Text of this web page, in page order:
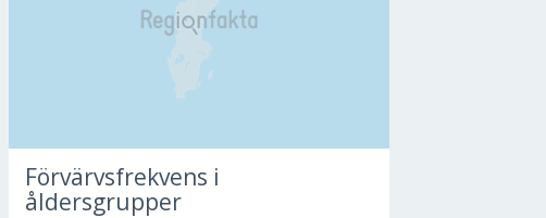
Förvärvsfrekvens i
åldersgrupper